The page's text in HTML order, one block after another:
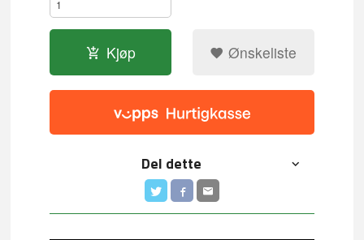
Kjøp Ønskeliste
Del dette